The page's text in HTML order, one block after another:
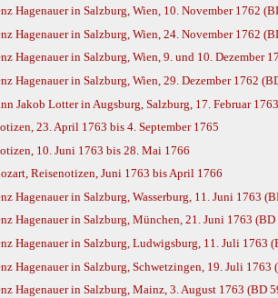
Hagenauer in Salzburg, Wien, 10. November 1762
Hagenauer in Salzburg, Wien, 24. November 1762
Hagenauer in Salzburg, Wien, 9. und 10. Dezember
Hagenauer in Salzburg, Wien, 29. Dezember 1762
Jakob Lotter in Augsburg, Salzburg, 17. Februar
23. April 1763 bis 4. September 1765
10. Juni 1763 bis 28. Mai 1766
Reisenotizen, Juni 1763 bis April 1766
Hagenauer in Salzburg, Wasserburg, 11. Juni 1763
Hagenauer in Salzburg, München, 21. Juni 1763 (BD
Hagenauer in Salzburg, Ludwigsburg, 11. Juli 1763
Hagenauer in Salzburg, Schwetzingen, 19. Juli 1763
Hagenauer in Salzburg, Mainz, 3. August 1763 (BD